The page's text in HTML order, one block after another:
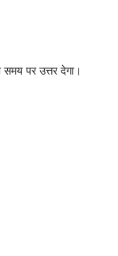
समय पर उत्तर देगा।